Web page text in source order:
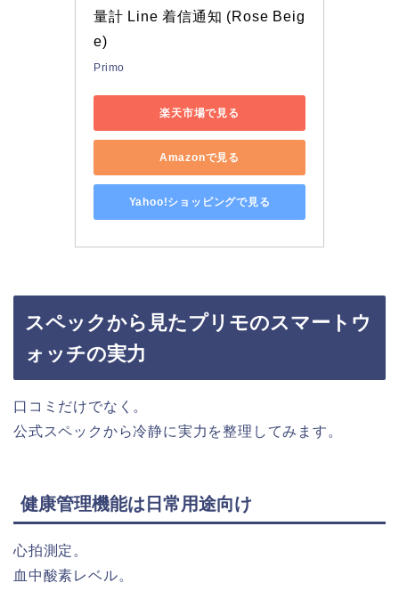
量計 Line 着信通知 (Rose Beig
e)
Primo
楽天市場で見る
Amazonで見る
Yahoo!ショッピングで見る
スペックから見たプリモのスマートウ
ォッチの実力
口コミだけでなく。
公式スペックから冷静に実力を整理してみます。
健康管理機能は日常用途向け
心拍測定。
血中酸素レベル。